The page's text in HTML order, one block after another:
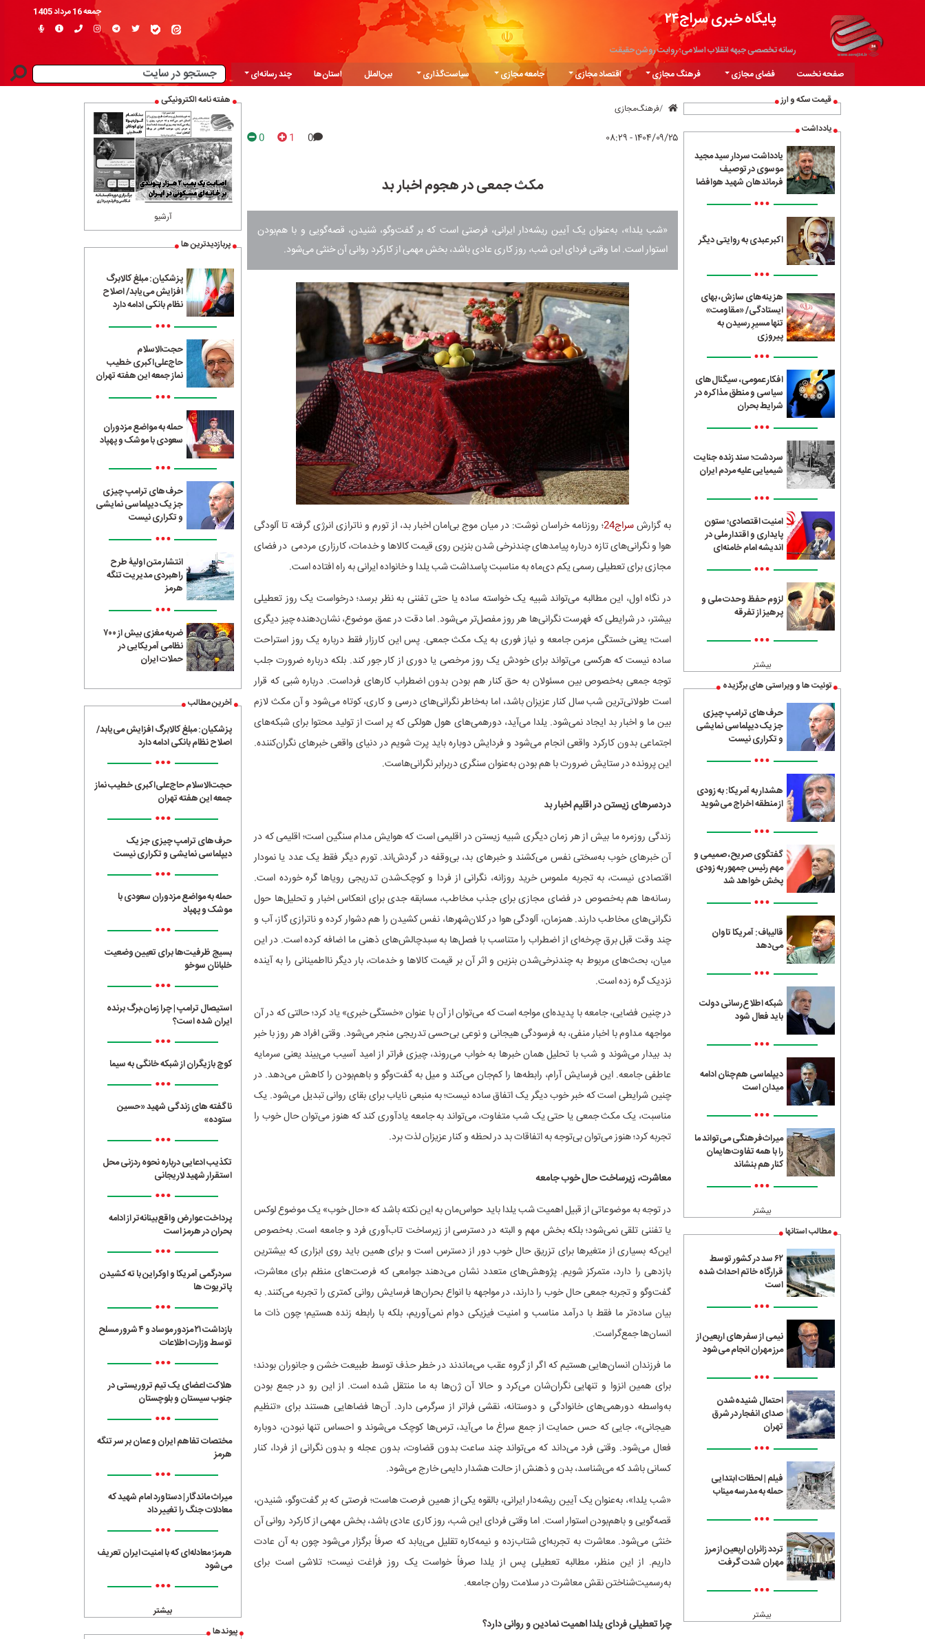
پایگاه خبری سراج۲۴
رسانه تخصصی جبهه انقلاب اسلامی؛ روایت روشن حقیقت
جمعه 16 مرداد 1405
صفحه نخست فضای مجازی فرهنگ مجازی اقتصاد مجازی جامعه مجازی سیاست‌گذاری بین‌الملل استان‌ها
چند رسانه‌ای
قیمت سکه و ارز
یادداشت
یادداشت سردار سید مجید
موسوی در توصیف
فرماندهان شهید هوافضا
•••
اکبر عبدی به روایتی دیگر
•••
هزینه‌های سازش، بهای
ایستادگی/ «مقاومت»
تنها مسیرِ رسیدن به
پیروزی
•••
افکار عمومی، سیگنال‌های
سیاسی و منطق مذاکره در
شرایط بحران
•••
سردشت؛ سند زنده جنایت
شیمیایی علیه مردم ایران
•••
امنیت اقتصادی؛ ستون
پایداری و اقتدار ملی در
اندیشه امام خامنه‌ای
•••
لزوم حفظ وحدت ملی و
پرهیز از تفرقه
•••
بیشتر
توئیت ها و ویراستی های برگزیده
حرف‌های ترامپ چیزی
جز یک دیپلماسی نمایشی
و تکراری نیست
•••
هشدار به آمریکا: به زودی
از منطقه اخراج می‌شوید
•••
گفتگوی صریح، صمیمی و
مهم رئیس جمهور به زودی
پخش خواهد شد
•••
قالیباف: آمریکا تاوان
می‌دهد
•••
شبکه اطلاع‌رسانی دولت
باید فعال شود
•••
دیپلماسی هم‌چنان ادامه
میدان است
•••
میراث‌فرهنگی می‌تواند ما
را با همه تفاوت‌هایمان
کنار هم بنشاند
•••
بیشتر
مطالب استانها
۶۲ سد در کشور توسط
قرارگاه خاتم احداث شده
است
•••
نیمی از سفرهای اربعین از
مرز مهران انجام می‌شود
•••
احتمال شنیده‌شدن
صدای انفجار در شرق
تهران
•••
فیلم | لحظات ابتدایی
حمله به مدرسه میناب
•••
تردد زائران اربعین از مرز
مهران شدت گرفت
•••
بیشتر
فرهنگ‌مجازی
۱۴۰۴/۰۹/۲۵ - ۰۸:۲۹ 0
1
0
مکث جمعی در هجوم اخبار بد
«شب یلدا»، به‌عنوان یک آیین ریشه‌دار ایرانی، فرصتی است که بر گفت‌وگو، شنیدن، قصه‌گویی و با هم‌بودن
استوار است. اما وقتی فردای این شب، روز کاری عادی باشد، بخش مهمی از کارکرد روانی آن خنثی می‌شود.
به گزارشسراج24
؛ روزنامه خراسان نوشت: در میان موج بی‌امان اخبار بد، از تورم و ناترازی انرژی گرفته تا آلودگی
هوا و نگرانی‌های تازه درباره‌ پیامدهای چندنرخی شدن بنزین روی قیمت کالاها و خدمات، کارزاری مردمی در فضای
مجازی برای تعطیلی رسمی یکم دی‌ماه به مناسبت پاسداشت شب یلدا و خانواده‌ ایرانی به راه افتاده است.
در نگاه اول، این مطالبه می‌تواند شبیه یک خواسته ساده یا حتی تفننی به نظر برسد؛ درخواست یک روز تعطیلی
بیشتر، در شرایطی که فهرست نگرانی‌ها هر روز مفصل‌تر می‌شود. اما دقت در عمق موضوع، نشان‌دهنده چیز دیگری
است؛ یعنی خستگی مزمن جامعه و نیاز فوری به یک مکث جمعی. پس این کارزار فقط درباره‌ یک روز استراحت
ساده نیست که هرکسی می‌تواند برای خودش یک روز مرخصی یا دوری از کار جور کند. بلکه درباره ضرورت جلب
توجه جمعی به‌خصوص بین مسئولان به حق کنار هم بودن بدون اضطراب کارهای فرداست. درباره‌ شبی که قرار
است طولانی‌ترین شب سال کنار عزیزان باشد، اما به‌خاطر نگرانی‌های درسی و کاری، کوتاه می‌شود و آن مکث لازم
بین ما و اخبار بد ایجاد نمی‌شود. یلدا می‌آید، دورهمی‌های هول هولکی که پر است از تولید محتوا برای شبکه‌های
اجتماعی بدون کارکرد واقعی انجام می‌شود و فردایش دوباره باید پرت شویم در دنیای واقعی خبرهای نگران‌کننده.
این پرونده در ستایش ضرورت با هم بودن به‌عنوان سنگری دربرابر نگرانی‌هاست.
دردسرهای زیستن در اقلیم اخبار بد
زندگی روزمره ما بیش از هر زمان دیگری شبیه زیستن در اقلیمی است که هوایش مدام سنگین است؛ اقلیمی که در
آن خبرهای خوب به‌سختی نفس می‌کشند و خبرهای بد، بی‌وقفه در گردش‌اند. تورم دیگر فقط یک عدد یا نمودار
اقتصادی نیست، به تجربه‌ ملموس خرید روزانه، نگرانی از فردا و کوچک‌شدن تدریجی رویاها گره خورده است.
رسانه‌ها هم به‌خصوص در فضای مجازی برای جذب مخاطب، مسابقه جدی برای انعکاس اخبار و تحلیل‌ها حول
نگرانی‌های مخاطب دارند. همزمان، آلودگی هوا در کلان‌شهرها، نفس کشیدن را هم دشوار کرده و ناترازی گاز، آب و
چند وقت قبل برق چرخه‌ای از اضطراب را متناسب با فصل‌ها به سبدچالش‌های ذهنی ما اضافه کرده است. در این
میان، بحث‌های مربوط به چندنرخی‌شدن بنزین و اثر آن بر قیمت کالاها و خدمات، بار دیگر نااطمینانی را به آینده‌
نزدیک گره زده است.
در چنین فضایی، جامعه با پدیده‌ای مواجه است که می‌توان از آن با عنوان «خستگی خبری» یاد کرد؛ حالتی که در آن
مواجهه مداوم با اخبار منفی، به فرسودگی هیجانی و نوعی بی‌حسی تدریجی منجر می‌شود. وقتی افراد هر روز با خبر
بد بیدار می‌شوند و شب با تحلیل همان خبرها به خواب می‌روند، چیزی فراتر از امید آسیب می‌بیند یعنی سرمایه
عاطفی جامعه. این فرسایش آرام، رابطه‌ها را کم‌جان می‌کند و میل به گفت‌وگو و باهم‌بودن را کاهش می‌دهد. در
چنین شرایطی است که خبر خوب دیگر یک اتفاق ساده نیست؛ به منبعی نایاب برای بقای روانی تبدیل می‌شود. یک
مناسبت، یک مکث جمعی یا حتی یک شب متفاوت، می‌تواند به جامعه یادآوری کند که هنوز می‌توان حال خوب را
تجربه کرد؛ هنوز می‌توان بی‌توجه به اتفاقات بد در لحظه و کنار عزیزان لذت برد.
معاشرت، زیرساخت حال خوب جامعه
در توجه به موضوعاتی از قبیل اهمیت شب یلدا باید حواس‌مان به این نکته باشد که «حال خوب» یک موضوع لوکس
یا تفننی تلقی نمی‌شود؛ بلکه بخش مهم و البته در دسترسی از زیرساخت‌ تاب‌آوری فرد و جامعه است. به‌خصوص
این‌که بسیاری از متغیرها برای تزریق حال خوب دور از دسترس است و برای همین باید روی ابزاری که بیشترین
بازدهی را دارد، متمرکز شویم. پژوهش‌های متعدد نشان می‌دهند جوامعی که فرصت‌های منظم برای معاشرت،
گفت‌وگو و تجربه جمعی حال خوب را دارند، در مواجهه با انواع بحران‌ها فرسایش روانی کمتری را تجربه می‌کنند. به
بیان ساده‌تر ما فقط با درآمد مناسب و امنیت فیزیکی دوام نمی‌آوریم، بلکه با رابطه زنده هستیم؛ چون ذات ما
انسان‌ها جمع‌گراست.
ما فرزندان انسان‌هایی هستیم که اگر از گروه عقب می‌ماندند در خطر حذف توسط طبیعت خشن و جانوران بودند؛
برای همین انزوا و تنهایی نگران‌شان می‌کرد و حالا آن ژن‌ها به ما منتقل شده است. از این رو در جمع بودن
به‌واسطه دورهمی‌های خانوادگی و دوستانه، نقشی فراتر از سرگرمی دارد. آن‌ها فضاهایی هستند برای «تنظیم
هیجانی»، جایی که حس حمایت از جمع سراغ ما می‌آید، ترس‌ها کوچک می‌شوند و احساس تنها نبودن، دوباره
فعال می‌شود. وقتی فرد می‌داند که می‌تواند چند ساعت بدون قضاوت، بدون عجله و بدون نگرانی از فردا، کنار
کسانی باشد که می‌شناسد، بدن و ذهنش از حالت هشدار دایمی خارج می‌شود.
«شب یلدا»، به‌عنوان یک آیین ریشه‌دار ایرانی، بالقوه یکی از همین فرصت هاست؛ فرصتی که بر گفت‌وگو، شنیدن،
قصه‌گویی و باهم‌بودن استوار است. اما وقتی فردای این شب، روز کاری عادی باشد، بخش مهمی از کارکرد روانی آن
خنثی می‌شود. معاشرت به تجربه‌ای شتاب‌زده و نیمه‌کاره تقلیل می‌یابد که صرفاً برگزار می‌شود چون به آن عادت
داریم. از این منظر، مطالبه تعطیلی پس از یلدا صرفاً خواست یک روز فراغت نیست؛ تلاشی است برای
به‌رسمیت‌شناختن نقش معاشرت در سلامت روان جامعه.
چرا تعطیلی فردای یلدا اهمیت نمادین و روانی دارد؟
هفته نامه الکترونیکی
آرشیو
پربازدیدترین ها
پزشکیان: مبلغ کالابرگ
افزایش می‌یابد/ اصلاح
نظام بانکی ادامه دارد
•••
حجت‌الاسلام
حاج‌علی‌اکبری خطیب
نماز جمعه این هفته تهران
•••
حمله به مواضع مزدوران
سعودی با موشک و پهپاد
•••
حرف‌های ترامپ چیزی
جز یک دیپلماسی نمایشی
و تکراری نیست
•••
انتشار متن اولیۀ طرح
راهبردی مدیریت تنگه
هرمز
•••
ضربه مغزی بیش از ۷۰۰
نظامی آمریکایی در
حملات ایران
آخرین مطالب
پزشکیان: مبلغ کالابرگ افزایش می‌یابد/
اصلاح نظام بانکی ادامه دارد
•••
حجت‌الاسلام حاج‌علی‌اکبری خطیب نماز
جمعه این هفته تهران
•••
حرف‌های ترامپ چیزی جز یک
دیپلماسی نمایشی و تکراری نیست
•••
حمله به مواضع مزدوران سعودی با
موشک و پهپاد
•••
بسیج ظرفیت‌ها برای تعیین وضعیت
خلبانان سوخو
•••
استیصال ترامپ | چرا زمان،برگ برنده
ایران شده است؟
•••
کوچ بازیگران از شبکه خانگی به سیما
•••
ناگفته های زندگی شهید «حسین
ستوده»
•••
تکذیب ادعایی درباره نحوه ردزنی محل
استقرار شهید لاریجانی
•••
پرداخت عوارض واقع‌بینانه‌تر از ادامه
بحران در هرمز است
•••
سردرگمی آمریکا و اوکراین با ته کشیدن
پاتریوت ها
•••
بازداشت ۲۱ مزدور موساد و ۴ شرور مسلح
توسط وزارت اطلاعات
•••
هلاکت اعضای یک تیم تروریستی در
جنوب سیستان و بلوچستان
•••
مختصات تفاهم ایران و عمان بر سر تنگه
هرمز
•••
میراث ماندگار | دستاورد امام شهید که
معادلات جنگ را تغییر داد
•••
هرمز؛ معادله‌ای که با امنیت ایران تعریف
می‌شود
•••
بیشتر
پیوندها